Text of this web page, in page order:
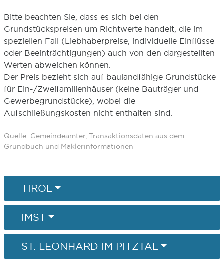
Bitte beachten Sie, dass es sich bei den
Grundstückspreisen um Richtwerte handelt, die im
speziellen Fall (Liebhaberpreise, individuelle Einflüsse
oder Beeinträchtigungen) auch von den dargestellten
Werten abweichen können.
Der Preis bezieht sich auf baulandfähige Grundstücke
für Ein-/Zweifamilienhäuser (keine Bauträger und
Gewerbegrundstücke), wobei die
Aufschließungskosten nicht enthalten sind.
Quelle: Gemeindeämter, Transaktionsdaten aus dem
Grundbuch und Maklerinformationen
TIROL
IMST
ST. LEONHARD IM PITZTAL